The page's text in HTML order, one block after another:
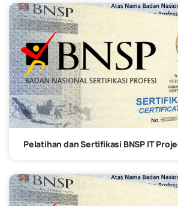
Pelatihan dan Sertifikasi BNSP IT